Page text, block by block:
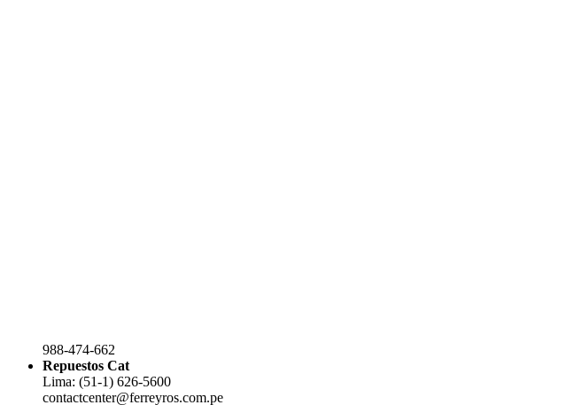
988-474-662
Repuestos Cat
Lima: (51-1) 626-5600
contactcenter@ferreyros.com.pe